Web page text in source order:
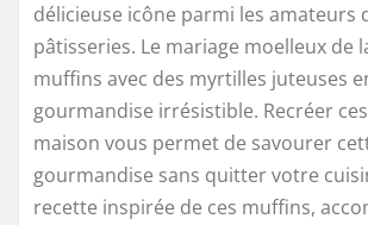
délicieuse icône parmi les amateurs
pâtisseries. Le mariage moelleux de
muffins avec des myrtilles juteuses
gourmandise irrésistible. Recréer
maison vous permet de savourer
gourmandise sans quitter votre
recette inspirée de ces muffins,